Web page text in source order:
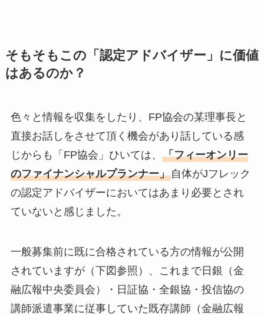
そもそもこの「認定アドバイザー」に価値
はあるのか？
色々と情報を収集をしたり、FP協会の某理事長と
直接お話しをさせて頂く機会があり話している感
じからも「FP協会」ひいては、 「フィーオンリー
のファイナンシャルプランナー」自体がJフレック
の認定アドバイザーにおいてはあまり必要とされ
ていないと感じました。
一般募集前に既に合格されている方の情報が公開
されていますが（下図参照）、これまで日銀（金
融広報中央委員会）・日証協・全銀協・投信協の
講師派遣事業に従事していた既存講師（金融広報